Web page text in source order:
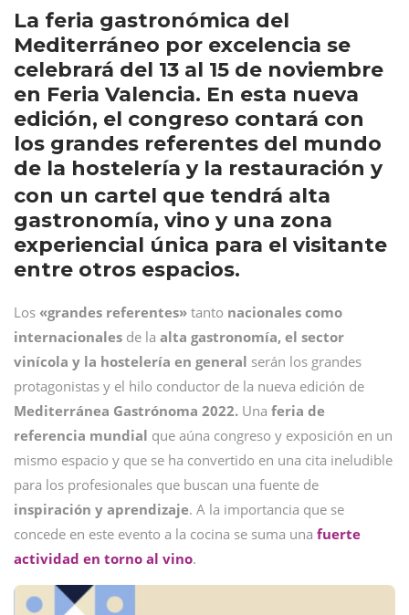
La feria gastronómica del
Mediterráneo por excelencia se
celebrará del 13 al 15 de noviembre
en Feria Valencia. En esta nueva
edición, el congreso contará con
los grandes referentes del mundo
de la hostelería y la restauración y
con un cartel que tendrá alta
gastronomía, vino y una zona
experiencial única para el visitante
entre otros espacios.
Los «grandes referentes» tanto nacionales como
internacionales de la alta gastronomía, el sector
vinícola y la hostelería en general serán los grandes
protagonistas y el hilo conductor de la nueva edición de
Mediterránea Gastrónoma 2022. Una feria de
referencia mundial que aúna congreso y exposición en un
mismo espacio y que se ha convertido en una cita ineludible
para los profesionales que buscan una fuente de
inspiración y aprendizaje. A la importancia que se
concede en este evento a la cocina se suma una fuerte
actividad en torno al vino.